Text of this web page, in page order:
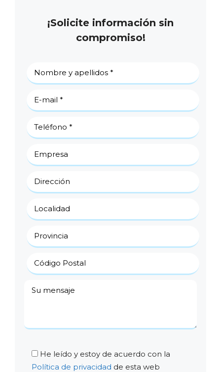
¡Solicite información sin
compromiso!
He leído y estoy de acuerdo con la
Política de privacidad de esta web